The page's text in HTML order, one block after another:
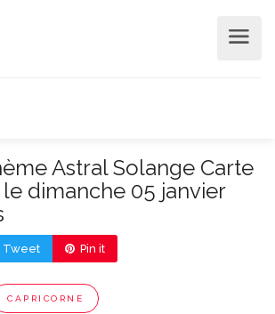
Astral Solange Carte
dimanche 05 janvier
Tweet Pin it
CAPRICORNE